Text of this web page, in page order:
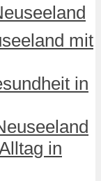
mit
in
in